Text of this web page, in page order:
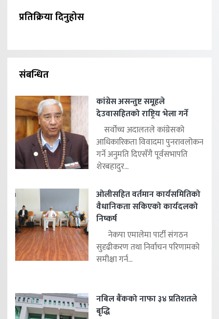
प्रतिक्रिया दिनुहोस
संबन्धित
कांग्रेस असन्तुष्ट समूहले
देउवासहितको राष्ट्रिय भेला गर्ने
सर्वोच्च अदालतले कांग्रेसको
आधिकारिकता विवादमा पुनरावलोकन
गर्ने अनुमति दिएसँगै पूर्वसभापति
शेरबहादुर...
ओलीसहित वर्तमान कार्यसमितिको
वैधानिकता सकिएको कार्यदलको
निष्कर्ष
नेकपा एमालेमा पार्टी संगठन
सुदृढीकरण तथा निर्वाचन परिणामको
समीक्षा गर्न...
नबिल बैंकको नाफा ३४ प्रतिशतले
बृद्धि